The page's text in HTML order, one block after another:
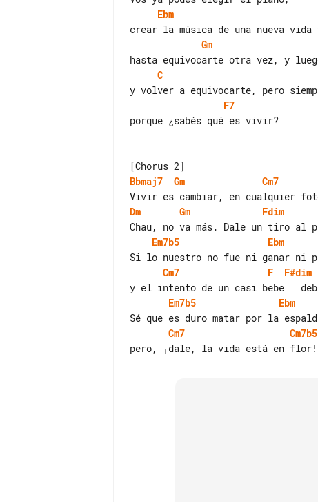
Ebm
Gm
C
F7
porque ¿sabés qué es vivir?
Bbmaj7
Gm Cm7
Dm
Gm Fdim
Em7b5
Ebm
Cm7
F F#dim
Em7b5
Ebm
Cm7
Cm7b5